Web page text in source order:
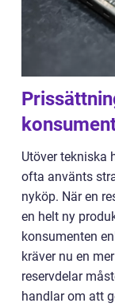
Utöver tekniska
ofta använts
nyköp. När en
en helt ny
konsumenten
kräver nu en
reservdelar
handlar om att